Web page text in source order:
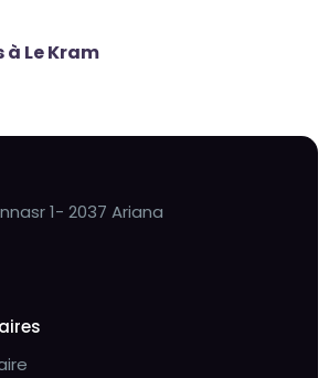
à Le Kram
1- 2037 Ariana